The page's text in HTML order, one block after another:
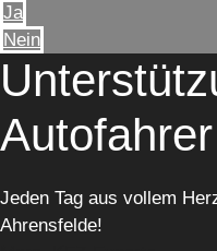
Ja
Nein
Autofahrer
Jeden Tag aus vollem
Ahrensfelde!